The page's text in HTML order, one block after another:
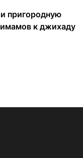
пригородную
к джихаду